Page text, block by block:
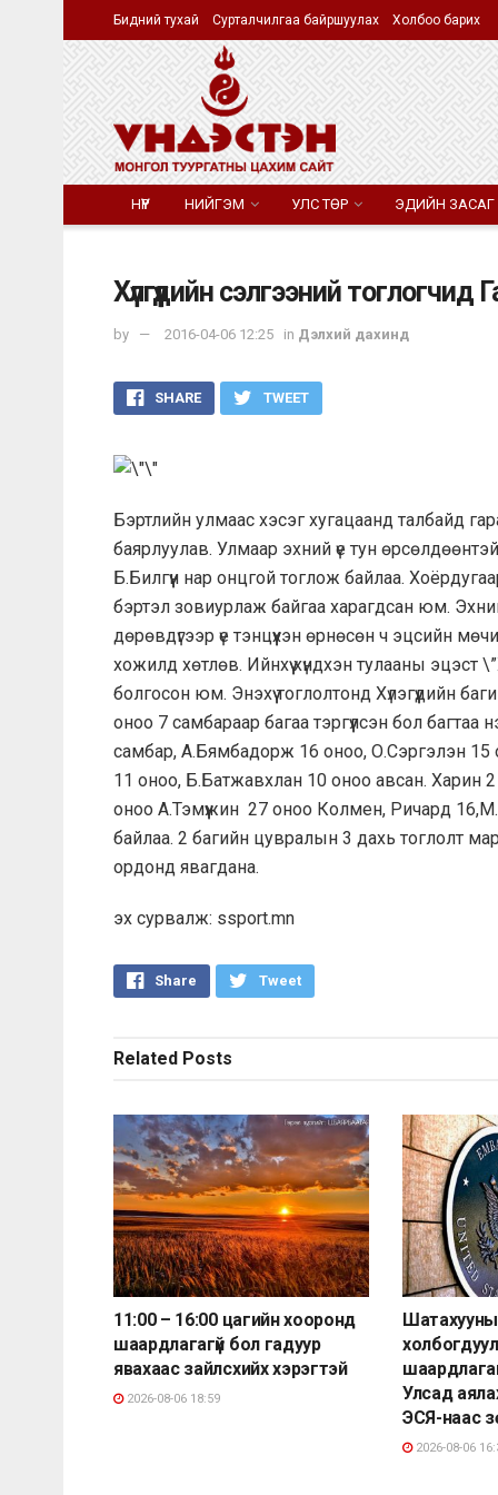
Бидний тухай Сурталчилгаа байршуулах Холбоо барих
НҮҮР НИЙГЭМ УЛС ТӨР ЭДИЙН ЗАСАГ
Хүлгүүдийн сэлгээний тоглогчид
by 2016-04-06 12:25 in Дэлхий дахинд
SHARE TWEET
Бэртлийн улмаас хэсэг хугацаанд талбайд
баярлуулав. Улмаар эхний үе тун өрсөлдөөнтэй
Б.Билгүүн нар онцгой тоглож байлаа.
бэртэл зовиурлаж байгаа харагдсан юм. Эхний
дөрөвдүгээр үе тэнцүүхэн өрнөсөн ч эцсийн
хожилд хөтлөв. Ийнхүү хүндхэн тулааны эцэст
болгосон юм. Энэхүү тоглолтонд Хүлэгүүдийн
оноо 7 самбараар багаа тэргүүлсэн бол
самбар, А.Бямбадорж 16 оноо, О.Сэргэлэн
11 оноо, Б.Батжавхлан 10 оноо авсан. Харин
оноо А.Тэмүүжин 27 оноо Колмен, Ричард
байлаа. 2 багийн цувралын 3 дахь тоглолт
ордонд явагдана.
эх сурвалж: ssport.mn
Share Tweet
Related Posts
11:00 – 16:00 цагийн хооронд
шаардлагагүй бол гадуур
явахаас зайлсхийх хэрэгтэй
2026-08-06 18:59
Улсад
ЭСЯ-наас
2026-08-06